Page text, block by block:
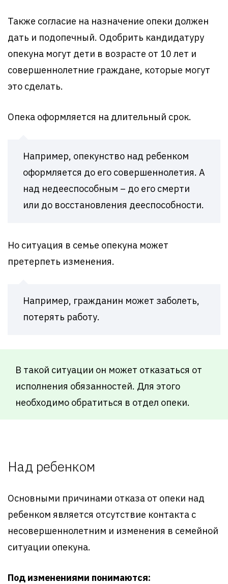
Также согласие на назначение опеки должен
дать и подопечный. Одобрить кандидатуру
опекуна могут дети в возрасте от 10 лет и
совершеннолетние граждане, которые могут
это сделать.
Опека оформляется на длительный срок.
Например, опекунство над ребенком
оформляется до его совершеннолетия. А
над недееспособным – до его смерти
или до восстановления дееспособности.
Но ситуация в семье опекуна может
претерпеть изменения.
Например, гражданин может заболеть,
потерять работу.
В такой ситуации он может отказаться от
исполнения обязанностей. Для этого
необходимо обратиться в отдел опеки.
Над ребенком
Основными причинами отказа от опеки над
ребенком является отсутствие контакта с
несовершеннолетним и изменения в семейной
ситуации опекуна.
Под изменениями понимаются: